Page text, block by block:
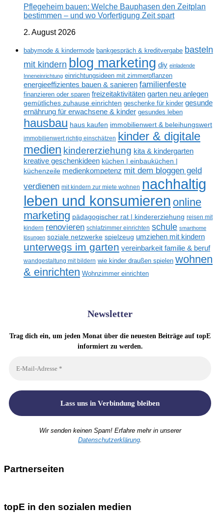
Pflegeheim bauen: Welche Bauphasen den Zeitplan
bestimmen – und wo Vorfertigung Zeit spart
2. August 2026
babymode & kindermode bankgespräch & kreditvergabe basteln
mit kindern blog marketing diy einladende
Inneneinrichtung einrichtungsideen mit zimmerpflanzen
energieeffizientes bauen & sanieren familienfeste
finanzieren oder sparen freizeitaktivitäten garten neu anlegen
gemütliches zuhause einrichten geschenke für kinder gesunde
ernährung für erwachsene & kinder gesundes leben
hausbau haus kaufen immobilienwert & beleihungswert
immobilienwert richtig einschätzen kinder & digitale
medien kindererziehung kita & kindergarten
kreative geschenkideen küchen | einbauküchen |
küchenzeile medienkompetenz mit dem bloggen geld
verdienen mit kindern zur miete wohnen nachhaltig
leben und konsumieren online
marketing pädagogischer rat | kindererziehung reisen mit
kindern renovieren schlafzimmer einrichten schule smarthome
lösungen soziale netzwerke spielzeug umziehen mit kindern
unterwegs im garten vereinbarkeit familie & beruf
wandgestaltung mit bildern wie kinder draußen spielen wohnen
& einrichten Wohnzimmer einrichten
Newsletter
Trag dich ein, um jeden Monat über die neuesten Beiträge auf topE
informiert zu werden.
Wir senden keinen Spam! Erfahre mehr in unserer
Datenschutzerklärung
Partnerseiten
topE in den sozialen medien